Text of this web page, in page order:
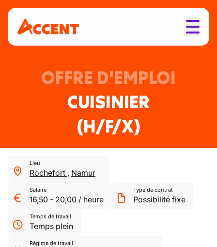
OFFRE D'EMPLOI
CUISINIER
(H/F/X)
Lieu
Rochefort , Namur
Salaire
16,50 - 20,00 / heure
Type de contrat
Possibilité fixe
Temps de travail
Temps plein
Régime de travail